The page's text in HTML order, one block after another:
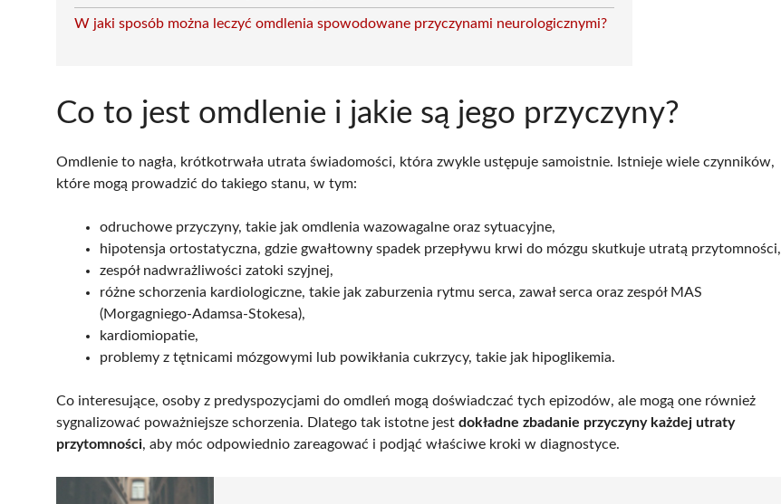
W jaki sposób można leczyć omdlenia spowodowane przyczynami neurologicznymi?
Co to jest omdlenie i jakie są jego przyczyny?
Omdlenie to nagła, krótkotrwała utrata świadomości, która zwykle ustępuje samoistnie. Istnieje wiele czynników,
które mogą prowadzić do takiego stanu, w tym:
odruchowe przyczyny, takie jak omdlenia wazowagalne oraz sytuacyjne,
hipotensja ortostatyczna, gdzie gwałtowny spadek przepływu krwi do mózgu skutkuje utratą przytomności,
zespół nadwrażliwości zatoki szyjnej,
różne schorzenia kardiologiczne, takie jak zaburzenia rytmu serca, zawał serca oraz zespół MAS
(Morgagniego-Adamsa-Stokesa),
kardiomiopatie,
problemy z tętnicami mózgowymi lub powikłania cukrzycy, takie jak hipoglikemia.
Co interesujące, osoby z predyspozycjami do omdleń mogą doświadczać tych epizodów, ale mogą one również
sygnalizować poważniejsze schorzenia. Dlatego tak istotne jest dokładne zbadanie przyczyny każdej utraty
przytomności, aby móc odpowiednio zareagować i podjąć właściwe kroki w diagnostyce.